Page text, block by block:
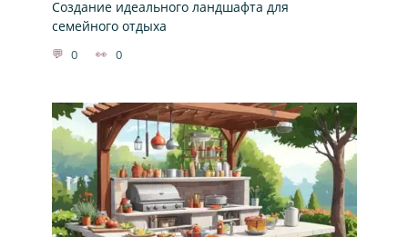
Создание идеального ландшафта для
семейного отдыха
0 0